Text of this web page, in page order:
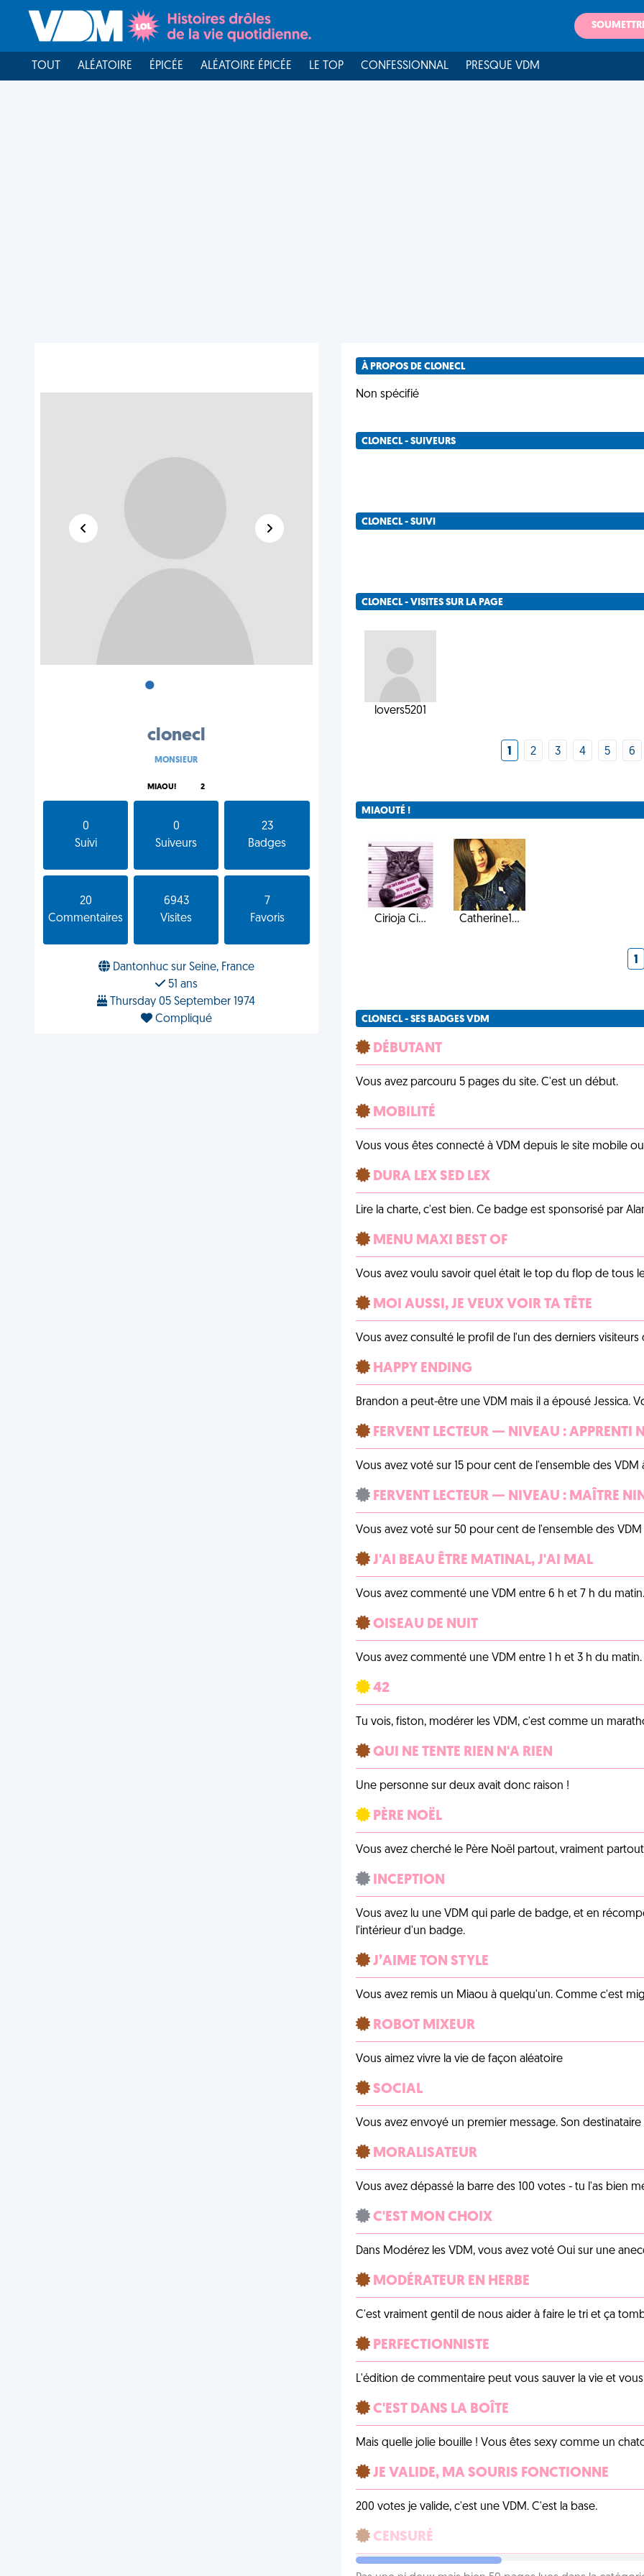
TOUT ALÉATOIRE ÉPICÉE ALÉATOIRE ÉPICÉE LE TOP CONFESSIONNAL PRESQUE VDM
•
clonecl
MONSIEUR
MIAOU! 2
0
Suivi
0
Suiveurs
23
Badges
20
Commentaires
6943
Visites
7
Favoris
Dantonhuc sur Seine, France
51 ans
Thursday 05 September 1974
Compliqué
À PROPOS DE CLONECL
Non spécifié
CLONECL - SUIVEURS
CLONECL - SUIVI
CLONECL - VISITES SUR LA PAGE
lovers5201
1 2 3 4 5 6
MIAOUTÉ !
Cirioja Ci... Catherine1...
1
CLONECL - SES BADGES VDM
DÉBUTANT
Vous avez parcouru 5 pages du site. C'est un début.
MOBILITÉ
Vous vous êtes connecté à VDM depuis le site mobile
DURA LEX SED LEX
Lire la charte, c'est bien. Ce badge est sponsorisé par
MENU MAXI BEST OF
Vous avez voulu savoir quel était le top du flop de tous
MOI AUSSI, JE VEUX VOIR TA TÊTE
Vous avez consulté le profil de l'un des derniers
HAPPY ENDING
Brandon a peut-être une VDM mais il a épousé Jessica.
FERVENT LECTEUR — NIVEAU : APPRENTI
Vous avez voté sur 15 pour cent de l'ensemble des VDM
FERVENT LECTEUR — NIVEAU : MAÎTRE
Vous avez voté sur 50 pour cent de l'ensemble des VDM
J'AI BEAU ÊTRE MATINAL, J'AI MAL
Vous avez commenté une VDM entre 6 h et 7 h du matin.
OISEAU DE NUIT
Vous avez commenté une VDM entre 1 h et 3 h du matin.
42
Tu vois, fiston, modérer les VDM, c'est comme un
QUI NE TENTE RIEN N'A RIEN
Une personne sur deux avait donc raison !
PÈRE NOËL
Vous avez cherché le Père Noël partout, vraiment
INCEPTION
Vous avez lu une VDM qui parle de badge, et en
l'intérieur d'un badge.
J’AIME TON STYLE
Vous avez remis un Miaou à quelqu'un. Comme c'est
ROBOT MIXEUR
Vous aimez vivre la vie de façon aléatoire
SOCIAL
Vous avez envoyé un premier message. Son
MORALISATEUR
Vous avez dépassé la barre des 100 votes - tu l'as bien
C'EST MON CHOIX
Dans Modérez les VDM, vous avez voté Oui sur une
MODÉRATEUR EN HERBE
C'est vraiment gentil de nous aider à faire le tri et ça
PERFECTIONNISTE
L'édition de commentaire peut vous sauver la vie et
C'EST DANS LA BOÎTE
Mais quelle jolie bouille ! Vous êtes sexy comme un
JE VALIDE, MA SOURIS FONCTIONNE
200 votes je valide, c'est une VDM. C'est la base.
CENSURÉ